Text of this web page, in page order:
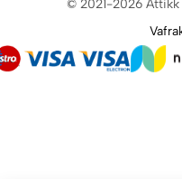
© 2021-2026 Attikk